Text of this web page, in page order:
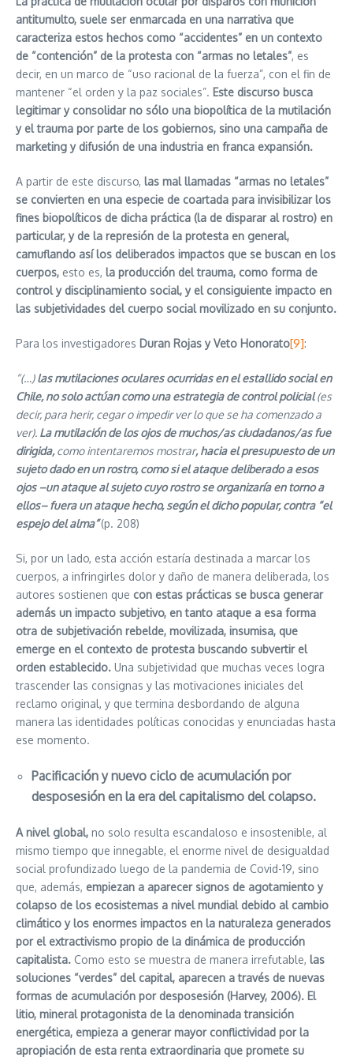
antitumulto, suele ser enmarcada en una narrativa que
caracteriza estos hechos como “accidentes” en un contexto
de “contención” de la protesta con “armas no letales”, es
decir, en un marco de “uso racional de la fuerza”, con el fin de
mantener “el orden y la paz sociales”. Este discurso busca
legitimar y consolidar no sólo una biopolítica de la mutilación
y el trauma por parte de los gobiernos, sino una campaña de
marketing y difusión de una industria en franca expansión.
A partir de este discurso, las mal llamadas “armas no letales”
se convierten en una especie de coartada para invisibilizar los
fines biopolíticos de dicha práctica (la de disparar al rostro) en
particular, y de la represión de la protesta en general,
camuflando así los deliberados impactos que se buscan en los
cuerpos, esto es, la producción del trauma, como forma de
control y disciplinamiento social, y el consiguiente impacto en
las subjetividades del cuerpo social movilizado en su conjunto.
Para los investigadores Duran Rojas y Veto Honorato[9]:
“(…)las mutilaciones oculares ocurridas en el estallido social en
Chile, no solo actúan como una estrategia de control policial(es
decir, para herir, cegar o impedir ver lo que se ha comenzado a
ver). La mutilación de los ojos de muchos/as ciudadanos/as fue
dirigida,como intentaremos mostrar, hacia el presupuesto de un
sujeto dado en un rostro, como si el ataque deliberado a esos
ojos –un ataque al sujeto cuyo rostro se organizaría en torno a
ellos– fuera un ataque hecho, según el dicho popular, contra “el
espejo del alma”(p. 208)
Si, por un lado, esta acción estaría destinada a marcar los
cuerpos, a infringirles dolor y daño de manera deliberada, los
autores sostienen que con estas prácticas se busca generar
además un impacto subjetivo, en tanto ataque a esa forma
otra de subjetivación rebelde, movilizada, insumisa, que
emerge en el contexto de protesta buscando subvertir el
orden establecido. Una subjetividad que muchas veces logra
trascender las consignas y las motivaciones iniciales del
reclamo original, y que termina desbordando de alguna
manera las identidades políticas conocidas y enunciadas hasta
ese momento.
Pacificación y nuevo ciclo de acumulación por
desposesión en la era del capitalismo del colapso.
A nivel global, no solo resulta escandaloso e insostenible, al
mismo tiempo que innegable, el enorme nivel de desigualdad
social profundizado luego de la pandemia de Covid-19, sino
que, además, empiezan a aparecer signos de agotamiento y
colapso de los ecosistemas a nivel mundial debido al cambio
climático y los enormes impactos en la naturaleza generados
por el extractivismo propio de la dinámica de producción
capitalista. Como esto se muestra de manera irrefutable, las
soluciones “verdes” del capital, aparecen a través de nuevas
formas de acumulación por desposesión (Harvey, 2006). El
litio, mineral protagonista de la denominada transición
energética, empieza a generar mayor conflictividad por la
apropiación de esta renta extraordinaria que promete su